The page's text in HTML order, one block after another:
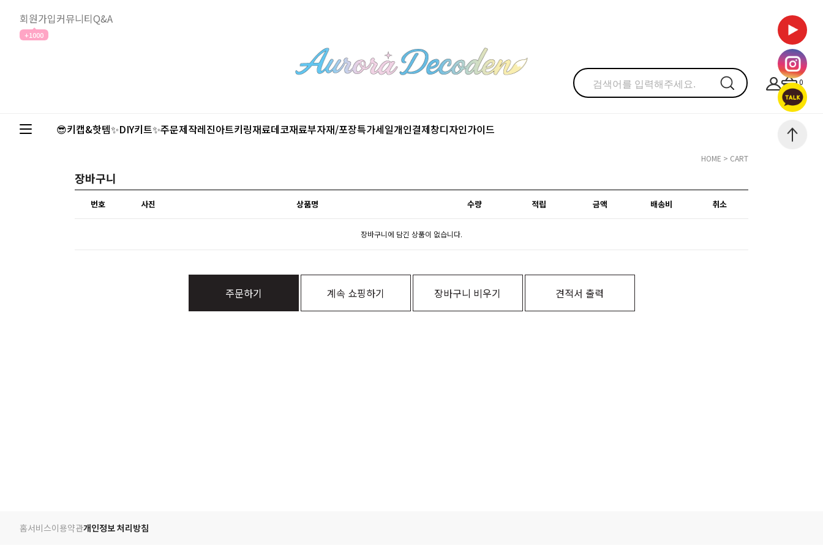
회원가입
+1000
커뮤니티Q&A
0
😎키캡&핫템✨DIY키트✨주문제작레진아트키링재료데코재료부자재/포장특가세일개인결제창디자인가이드
HOME > CART
장바구니
번호 사진 상품명 수량 적립 금액 배송비 취소
장바구니에 담긴 상품이 없습니다.
주문하기 계속 쇼핑하기 장바구니 비우기 견적서 출력
홈서비스이용약관개인정보 처리방침